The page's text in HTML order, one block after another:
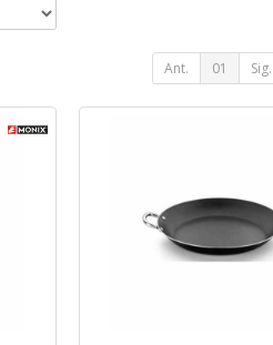
Ant. 01 Sig.